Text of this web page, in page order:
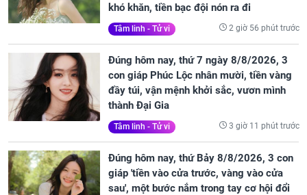
khó khăn, tiền bạc đội nón ra đi
Tâm linh - Tử vi 2 giờ 56 phút trước
Đúng hôm nay, thứ 7 ngày 8/8/2026, 3
con giáp Phúc Lộc nhân mười, tiền vàng
đầy túi, vận mệnh khởi sắc, vươn mình
thành Đại Gia
Tâm linh - Tử vi 3 giờ 11 phút trước
Đúng hôm nay, thứ Bảy 8/8/2026, 3 con
giáp 'tiền vào cửa trước, vàng vào cửa
sau', một bước nắm trong tay cơ hội đổi